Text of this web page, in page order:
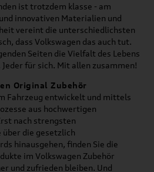
ist trotzdem klasse - am
innovativen Materialien und
vereint die unterschiedlichsten
dass Volkswagen das auch tut.
Seiten die Vielfalt des Lebens
für sich. Mit allen zusammen!
Original Zubehör
Fahrzeug entwickelt und mittels
aus hochwertigen
nach strengsten
die gesetzlich
hinausgehen, finden Sie die
im Volkswagen Zubehör
und zufrieden bleiben. Und